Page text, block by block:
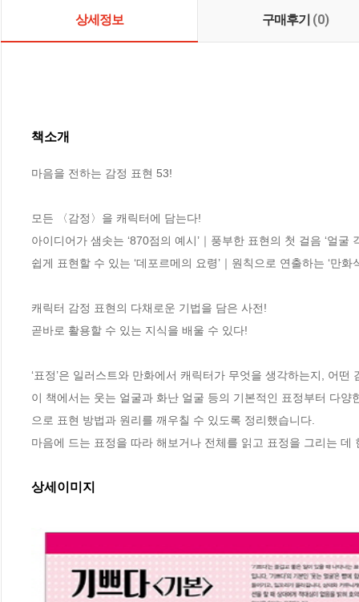
상세정보 구매후기 (0)
책소개
마음을 전하는 감정 표현 53!
모든 〈감정〉을 캐릭터에 담는다!
아이디어가 샘솟는 ‘870점의 예시’｜풍부한 표현의 첫 걸음 ‘얼굴
쉽게 표현할 수 있는 ‘데포르메의 요령’｜원칙으로 연출하는 ‘만화
캐릭터 감정 표현의 다채로운 기법을 담은 사전!
곧바로 활용할 수 있는 지식을 배울 수 있다!
‘표정’은 일러스트와 만화에서 캐릭터가 무엇을 생각하는지, 어
이 책에서는 웃는 얼굴과 화난 얼굴 등의 기본적인 표정부터 다
으로 표현 방법과 원리를 깨우칠 수 있도록 정리했습니다.
마음에 드는 표정을 따라 해보거나 전체를 읽고 표정을 그리는
상세이미지